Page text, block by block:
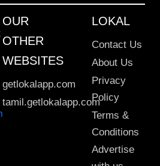
OUR
OTHER
WEBSITES
getlokalapp.com
tamil.getlokalapp.com
LOKAL
Contact Us
About Us
Privacy
Policy
Terms &
Conditions
Advertise